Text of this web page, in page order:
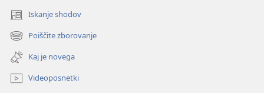
Iskanje shodov
(odpre
novo
okno)
Poiščite zborovanje
(odpre
novo
okno)
Kaj je novega
Videoposnetki